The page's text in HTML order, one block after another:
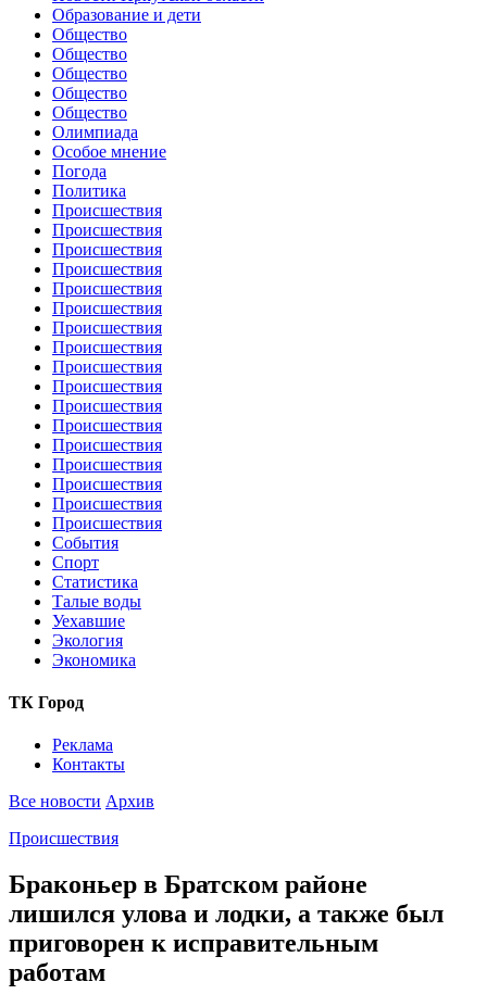
Образование и дети
Общество
Общество
Общество
Общество
Общество
Олимпиада
Особое мнение
Погода
Политика
Происшествия
Происшествия
Происшествия
Происшествия
Происшествия
Происшествия
Происшествия
Происшествия
Происшествия
Происшествия
Происшествия
Происшествия
Происшествия
Происшествия
Происшествия
Происшествия
Происшествия
События
Спорт
Статистика
Талые воды
Уехавшие
Экология
Экономика
ТК Город
Реклама
Контакты
Все новости Архив
Происшествия
Браконьер в Братском районе
лишился улова и лодки, а также был
приговорен к исправительным
работам